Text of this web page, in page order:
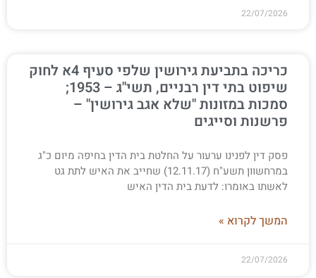
22/07/2026
כריכה בתביעת גירושין שלפי סעיף 4א לחוק
שיפוט בתי דין רבניים, תשי"ג – 1953;
סמכות במזונות "שלא אגב גירושין" –
פרשנות וסייגים
פסק דין לפנינו ערעור על החלטת בית הדין בחיפה מיום כ"ג
במרחשוון תשע"ח (12.11.17) שחייב את האיש לתת גט
לאשתו באומרו: לדעת בית הדין האיש
המשך לקרוא »
22/07/2026